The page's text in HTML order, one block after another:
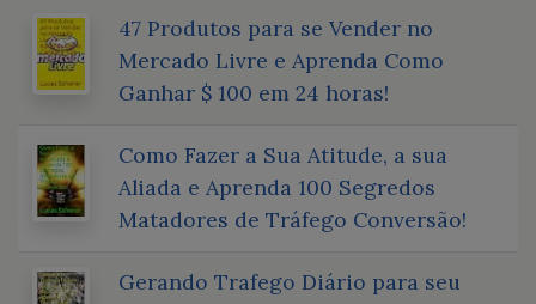
47 Produtos para se Vender no
Mercado Livre e Aprenda Como
Ganhar $ 100 em 24 horas!
Como Fazer a Sua Atitude, a sua
Aliada e Aprenda 100 Segredos
Matadores de Tráfego Conversão!
Gerando Trafego Diário para seu